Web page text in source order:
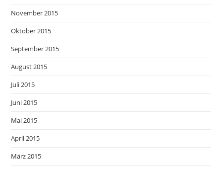
November 2015
Oktober 2015
September 2015
August 2015
Juli 2015
Juni 2015
Mai 2015
April 2015
März 2015